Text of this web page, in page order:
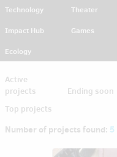
Technology
Theater
Impact Hub
Games
Ecology
Active
projects
Ending soon
Top projects
Number of projects found: 5